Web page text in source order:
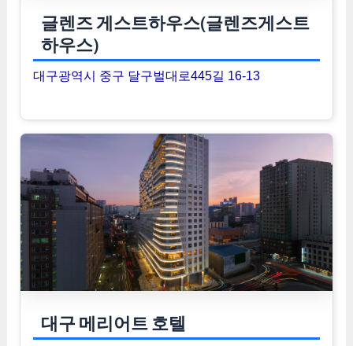
글렌즈 게스트하우스(글렌즈게스트
하우스)
대구광역시 중구 달구벌대로445길 16-13
대구 메리어트 호텔